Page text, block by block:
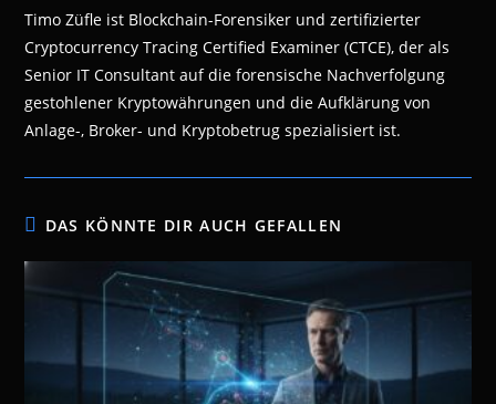
Timo Züfle ist Blockchain-Forensiker und zertifizierter
Cryptocurrency Tracing Certified Examiner (CTCE), der als
Senior IT Consultant auf die forensische Nachverfolgung
gestohlener Kryptowährungen und die Aufklärung von
Anlage-, Broker- und Kryptobetrug spezialisiert ist.
DAS KÖNNTE DIR AUCH GEFALLEN